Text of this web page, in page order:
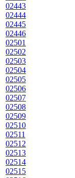
02443
02444
02445
02446
02501
02502
02503
02504
02505
02506
02507
02508
02509
02510
02511
02512
02513
02514
02515